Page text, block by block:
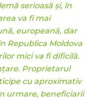
serioasă și, în
va fi mai
europeană, dar
Republica Moldova
mici va fi dificilă.
Proprietarul
cu aproximativ
urmare, beneficiarii